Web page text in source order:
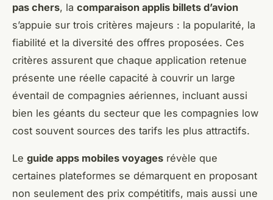
pas chers, la comparaison applis billets d’avion
s’appuie sur trois critères majeurs : la popularité, la
fiabilité et la diversité des offres proposées. Ces
critères assurent que chaque application retenue
présente une réelle capacité à couvrir un large
éventail de compagnies aériennes, incluant aussi
bien les géants du secteur que les compagnies low
cost souvent sources des tarifs les plus attractifs.
Le guide apps mobiles voyages révèle que
certaines plateformes se démarquent en proposant
non seulement des prix compétitifs, mais aussi une